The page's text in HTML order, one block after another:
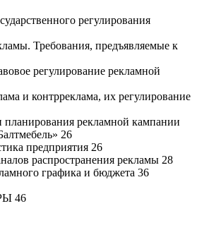
регулирования
Требования, предъявляемые к
регулирование рекламной
и контрреклама, их регулирование
рекламной кампании
26
предприятия 26
распространения рекламы 28
графика и бюджета 36
46